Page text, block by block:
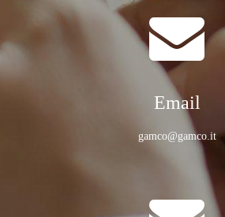
Email
gamco@gamco.it